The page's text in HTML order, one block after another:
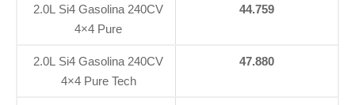
2.0L Si4 Gasolina 240CV
4×4 Pure
44.759
2.0L Si4 Gasolina 240CV
4×4 Pure Tech
47.880